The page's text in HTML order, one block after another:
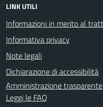
LINK UTILI
Informazioni in merito al
Informativa privacy
Note legali
Dichiarazione di accessibilità
Amministrazione trasparente
Leggi le FAQ